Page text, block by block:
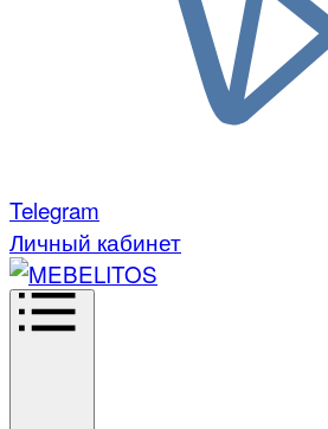
Telegram
Личный кабинет